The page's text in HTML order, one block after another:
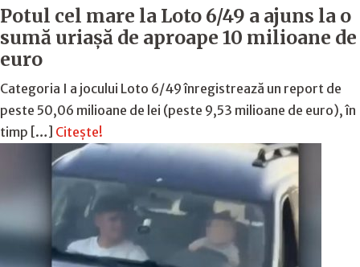
Potul cel mare la Loto 6/49 a ajuns la o
sumă uriașă de aproape 10 milioane de
euro
Categoria I a jocului Loto 6/49 înregistrează un report de
peste 50,06 milioane de lei (peste 9,53 milioane de euro), în
timp […] Citește!